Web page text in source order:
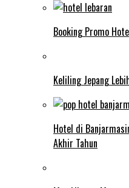
Booking Promo
Keliling Jepang
Hotel di
Akhir Tahun